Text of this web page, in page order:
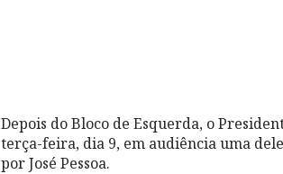
Depois do Bloco de Esquerda, o
terça-feira, dia 9, em audiência uma
por José Pessoa.